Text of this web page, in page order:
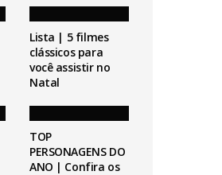
Lista | 5 filmes
clássicos para
você assistir no
Natal
TOP
PERSONAGENS DO
ANO | Confira os